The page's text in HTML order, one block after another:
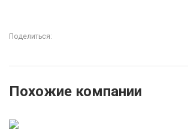
Поделиться:
Похожие компании